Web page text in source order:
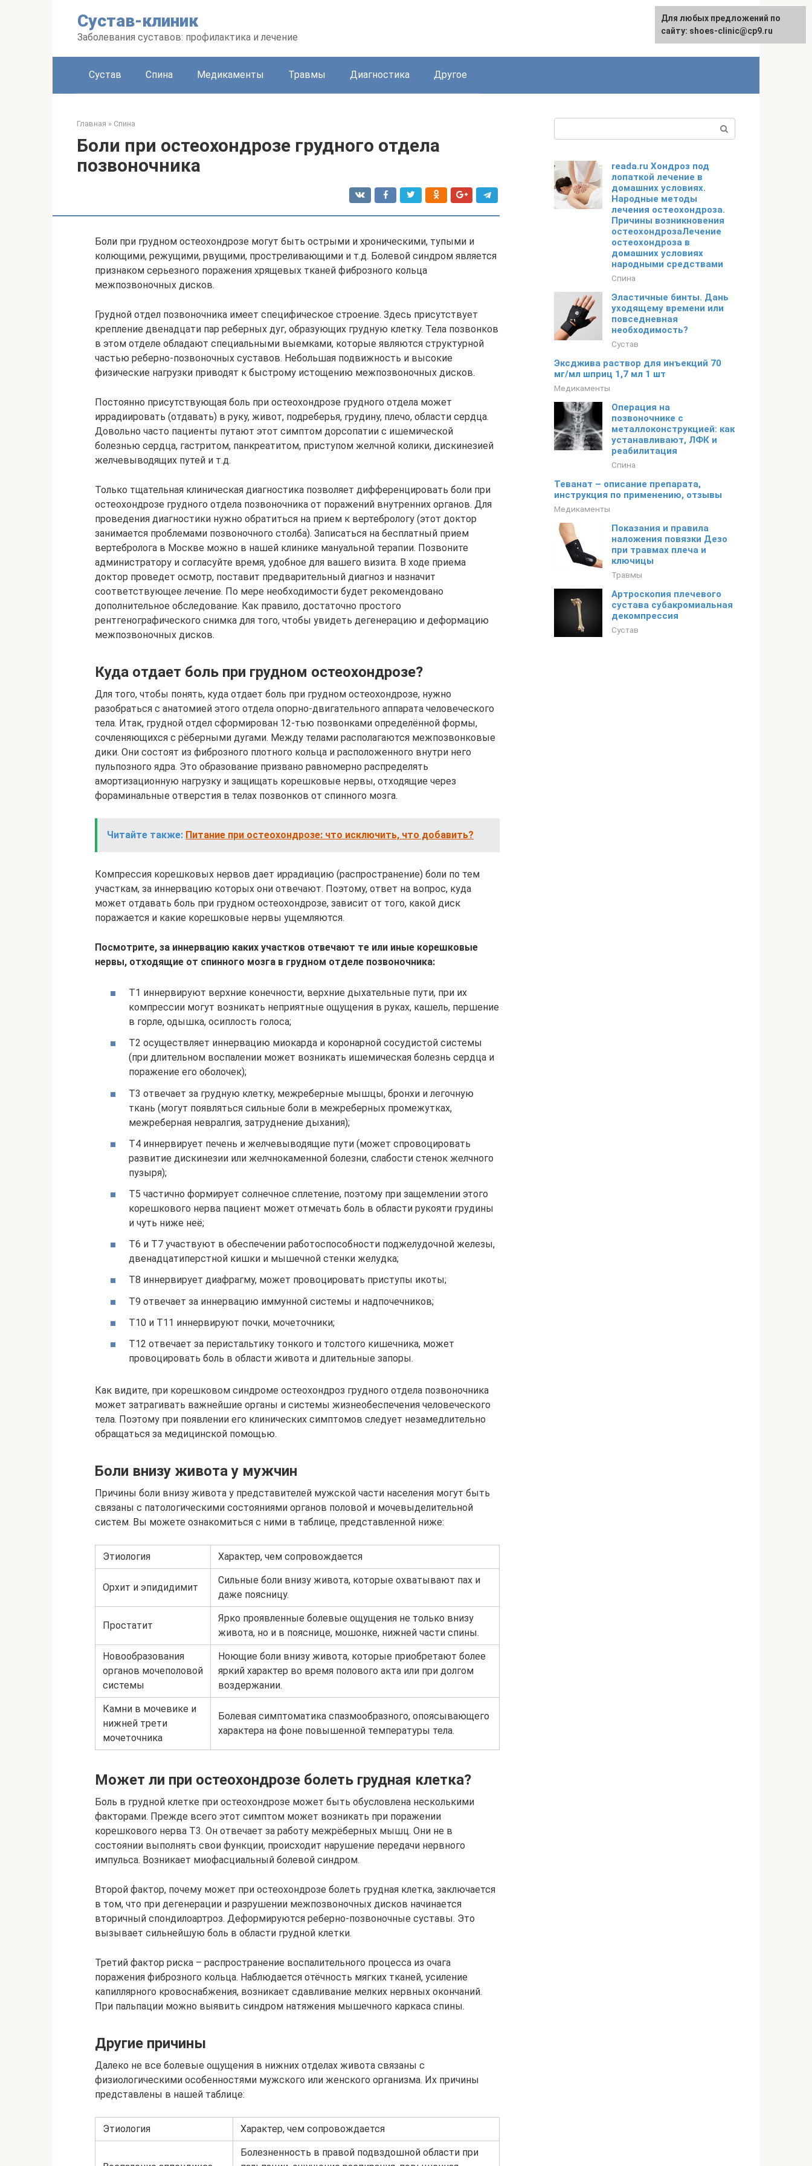
Сустав-клиник
Заболевания суставов: профилактика и лечение
Сустав Спина Медикаменты Травмы Диагностика Другое
Главная » Спина
Боли при остеохондрозе грудного отдела
позвоночника
Боли при грудном остеохондрозе могут быть острыми и хроническими, тупыми и
колющими, режущими, рвущими, простреливающими и т.д. Болевой синдром является
признаком серьезного поражения хрящевых тканей фиброзного кольца
межпозвоночных дисков.
Грудной отдел позвоночника имеет специфическое строение. Здесь присутствует
крепление двенадцати пар реберных дуг, образующих грудную клетку. Тела позвонков
в этом отделе обладают специальными выемками, которые являются структурной
частью реберно-позвоночных суставов. Небольшая подвижность и высокие
физические нагрузки приводят к быстрому истощению межпозвоночных дисков.
Постоянно присутствующая боль при остеохондрозе грудного отдела может
иррадиировать (отдавать) в руку, живот, подреберья, грудину, плечо, области сердца.
Довольно часто пациенты путают этот симптом дорсопатии с ишемической
болезнью сердца, гастритом, панкреатитом, приступом желчной колики, дискинезией
желчевыводящих путей и т.д.
Только тщательная клиническая диагностика позволяет дифференцировать боли при
остеохондрозе грудного отдела позвоночника от поражений внутренних органов. Для
проведения диагностики нужно обратиться на прием к вертебрологу (этот доктор
занимается проблемами позвоночного столба). Записаться на бесплатный прием
вертебролога в Москве можно в нашей клинике мануальной терапии. Позвоните
администратору и согласуйте время, удобное для вашего визита. В ходе приема
доктор проведет осмотр, поставит предварительный диагноз и назначит
соответствующее лечение. По мере необходимости будет рекомендовано
дополнительное обследование. Как правило, достаточно простого
рентгенографического снимка для того, чтобы увидеть дегенерацию и деформацию
межпозвоночных дисков.
Куда отдает боль при грудном остеохондрозе?
Для того, чтобы понять, куда отдает боль при грудном остеохондрозе, нужно
разобраться с анатомией этого отдела опорно-двигательного аппарата человеческого
тела. Итак, грудной отдел сформирован 12-тью позвонками определённой формы,
сочленяющихся с рёберными дугами. Между телами располагаются межпозвонковые
дики. Они состоят из фиброзного плотного кольца и расположенного внутри него
пульпозного ядра. Это образование призвано равномерно распределять
амортизационную нагрузку и защищать корешковые нервы, отходящие через
фораминальные отверстия в телах позвонков от спинного мозга.
Читайте также: Питание при остеохондрозе: что исключить, что добавить?
Компрессия корешковых нервов дает иррадиацию (распространение) боли по тем
участкам, за иннервацию которых они отвечают. Поэтому, ответ на вопрос, куда
может отдавать боль при грудном остеохондрозе, зависит от того, какой диск
поражается и какие корешковые нервы ущемляются.
Посмотрите, за иннервацию каких участков отвечают те или иные корешковые
нервы, отходящие от спинного мозга в грудном отделе позвоночника:
Т1 иннервируют верхние конечности, верхние дыхательные пути, при их
компрессии могут возникать неприятные ощущения в руках, кашель, першение
в горле, одышка, осиплость голоса;
Т2 осуществляет иннервацию миокарда и коронарной сосудистой системы
(при длительном воспалении может возникать ишемическая болезнь сердца и
поражение его оболочек);
Т3 отвечает за грудную клетку, межреберные мышцы, бронхи и легочную
ткань (могут появляться сильные боли в межреберных промежутках,
межреберная невралгия, затруднение дыхания);
Т4 иннервирует печень и желчевыводящие пути (может спровоцировать
развитие дискинезии или желчнокаменной болезни, слабости стенок желчного
пузыря);
Т5 частично формирует солнечное сплетение, поэтому при защемлении этого
корешкового нерва пациент может отмечать боль в области рукояти грудины
и чуть ниже неё;
Т6 и Т7 участвуют в обеспечении работоспособности поджелудочной железы,
двенадцатиперстной кишки и мышечной стенки желудка;
Т8 иннервирует диафрагму, может провоцировать приступы икоты;
Т9 отвечает за иннервацию иммунной системы и надпочечников;
Т10 и Т11 иннервируют почки, мочеточники;
Т12 отвечает за перистальтику тонкого и толстого кишечника, может
провоцировать боль в области живота и длительные запоры.
Как видите, при корешковом синдроме остеохондроз грудного отдела позвоночника
может затрагивать важнейшие органы и системы жизнеобеспечения человеческого
тела. Поэтому при появлении его клинических симптомов следует незамедлительно
обращаться за медицинской помощью.
Боли внизу живота у мужчин
Причины боли внизу живота у представителей мужской части населения могут быть
связаны с патологическими состояниями органов половой и мочевыделительной
систем. Вы можете ознакомиться с ними в таблице, представленной ниже:
Этиология Характер, чем сопровождается
Орхит и эпидидимит
Сильные боли внизу живота, которые охватывают пах и
даже поясницу.
Простатит
Ярко проявленные болевые ощущения не только внизу
живота, но и в пояснице, мошонке, нижней части спины.
Новообразования
органов мочеполовой
системы
Ноющие боли внизу живота, которые приобретают более
яркий характер во время полового акта или при долгом
воздержании.
Камни в мочевике и
нижней трети
мочеточника
Болевая симптоматика спазмообразного, опоясывающего
характера на фоне повышенной температуры тела.
Может ли при остеохондрозе болеть грудная клетка?
Боль в грудной клетке при остеохондрозе может быть обусловлена несколькими
факторами. Прежде всего этот симптом может возникать при поражении
корешкового нерва Т3. Он отвечает за работу межрёберных мышц. Они не в
состоянии выполнять свои функции, происходит нарушение передачи нервного
импульса. Возникает миофасциальный болевой синдром.
Второй фактор, почему может при остеохондрозе болеть грудная клетка, заключается
в том, что при дегенерации и разрушении межпозвоночных дисков начинается
вторичный спондилоартроз. Деформируются реберно-позвоночные суставы. Это
вызывает сильнейшую боль в области грудной клетки.
Третий фактор риска – распространение воспалительного процесса из очага
поражения фиброзного кольца. Наблюдается отёчность мягких тканей, усиление
капиллярного кровоснабжения, возникает сдавливание мелких нервных окончаний.
При пальпации можно выявить синдром натяжения мышечного каркаса спины.
Другие причины
Далеко не все болевые ощущения в нижних отделах живота связаны с
физиологическими особенностями мужского или женского организма. Их причины
представлены в нашей таблице:
Этиология Характер, чем сопровождается
Болезненность в правой подвздошной области при
reada.ru Хондроз под
лопаткой лечение в
домашних условиях.
Народные методы
лечения остеохондроза.
Причины возникновения
остеохондрозаЛечение
остеохондроза в
домашних условиях
народными средствами
Спина
Эластичные бинты. Дань
уходящему времени или
повседневная
необходимость?
Сустав
Эксджива раствор для инъекций 70
мг/мл шприц 1,7 мл 1 шт
Медикаменты
Операция на
позвоночнике с
металлоконструкцией: как
устанавливают, ЛФК и
реабилитация
Спина
Теванат – описание препарата,
инструкция по применению, отзывы
Медикаменты
Показания и правила
наложения повязки Дезо
при травмах плеча и
ключицы
Травмы
Артроскопия плечевого
сустава субакромиальная
декомпрессия
Сустав
Для любых предложений по
сайту: shoes-clinic@cp9.ru